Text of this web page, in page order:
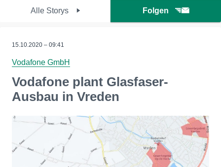
Alle Storys Folgen
15.10.2020 – 09:41
Vodafone GmbH
Vodafone plant Glasfaser-
Ausbau in Vreden